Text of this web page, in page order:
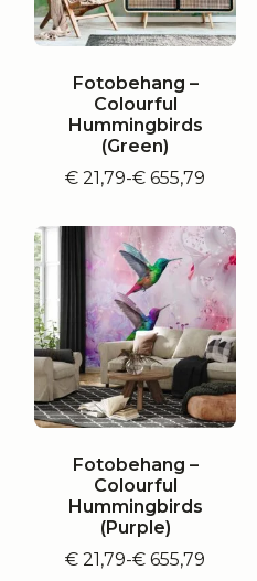
Fotobehang –
Colourful
Hummingbirds
(Green)
€ 21,79-€ 655,79
Prijsklasse:
tot
€ 655,79
Fotobehang –
Colourful
Hummingbirds
(Purple)
€ 21,79-€ 655,79
Prijsklasse: